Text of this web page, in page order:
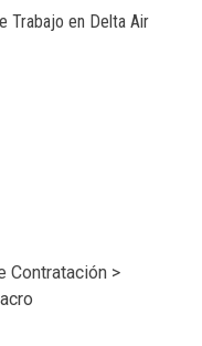
Trabajo en Delta Air
Contratación >